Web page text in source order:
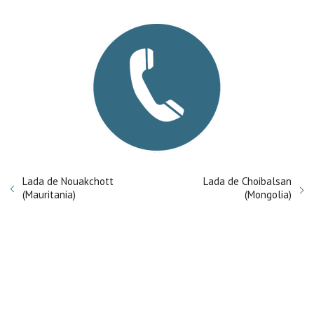
Lada de Nouakchott
(Mauritania)
Lada de Choibalsan
(Mongolia)